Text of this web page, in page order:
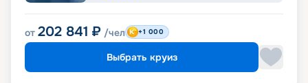
от 202 841 ₽ /чел +1 000
Выбрать круиз